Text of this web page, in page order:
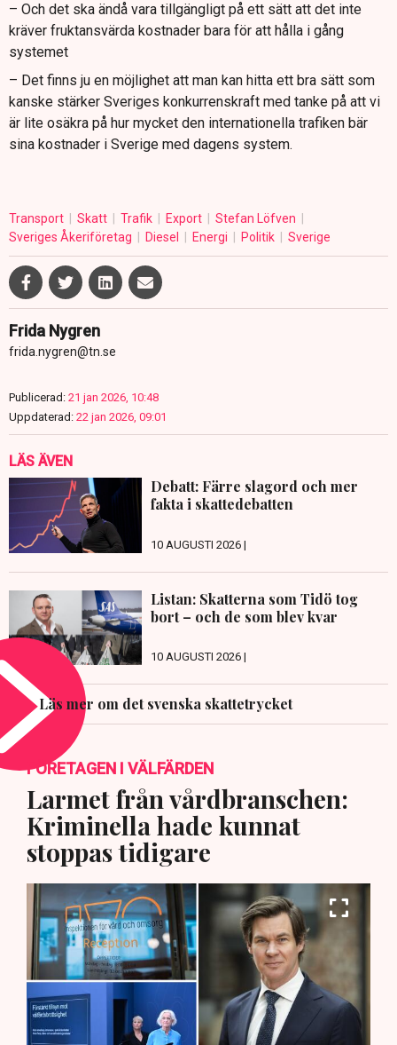
– Och det ska ändå vara tillgängligt på ett sätt att det inte
kräver fruktansvärda kostnader bara för att hålla i gång
systemet
– Det finns ju en möjlighet att man kan hitta ett bra sätt som
kanske stärker Sveriges konkurrenskraft med tanke på att vi
är lite osäkra på hur mycket den internationella trafiken bär
sina kostnader i Sverige med dagens system.
Transport Skatt Trafik Export
Stefan Löfven
Sveriges Åkeriföretag
Diesel Energi Politik Sverige
Frida Nygren
frida.nygren@tn.se
Publicerad: 21 jan 2026, 10:48
Uppdaterad: 22 jan 2026, 09:01
LÄS ÄVEN
Debatt: Färre slagord och mer
fakta i skattedebatten
10 AUGUSTI 2026 |
Listan: Skatterna som Tidö tog
bort – och de som blev kvar
10 AUGUSTI 2026 |
Läs mer om det svenska skattetrycket
FÖRETAGEN I VÄLFÄRDEN
Larmet från vårdbranschen:
Kriminella hade kunnat
stoppas tidigare